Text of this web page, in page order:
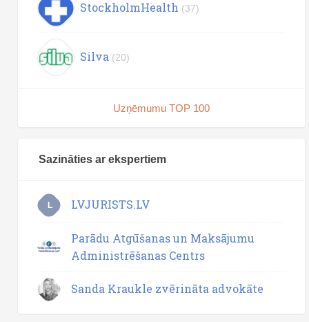
StockholmHealth (37)
Silva (20)
Uzņēmumu TOP 100
Sazināties ar ekspertiem
L LVJURISTS.LV
Parādu Atgūšanas un Maksājumu
Administrēšanas Centrs
Sanda Kraukle zvērināta advokāte